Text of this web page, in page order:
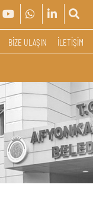
BİZE ULAŞIN İLETİŞİM